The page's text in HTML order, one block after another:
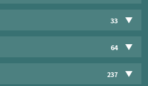
33
64
237